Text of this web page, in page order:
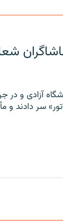
آزادی و در
سر دادند و